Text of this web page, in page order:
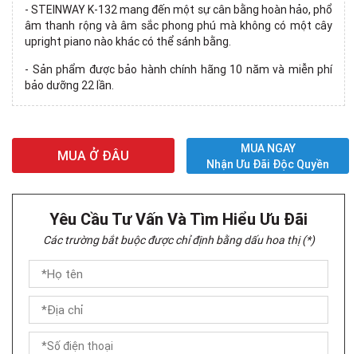
- STEINWAY K-132 mang đến một sự cân bằng hoàn hảo, phổ
âm thanh rộng và âm sắc phong phú mà không có một cây
upright piano nào khác có thể sánh bằng.
- Sản phẩm được bảo hành chính hãng 10 năm và miễn phí
bảo dưỡng 22 lần.
MUA Ở ĐÂU
MUA NGAY
Nhận Ưu Đãi Độc Quyền
Yêu Cầu Tư Vấn Và Tìm Hiểu Ưu Đãi
Các trường bắt buộc được chỉ định bằng dấu hoa thị (*)